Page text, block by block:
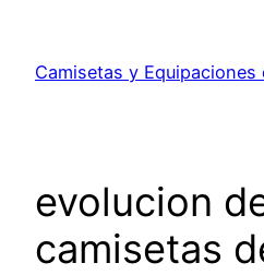
contenido
Camisetas y Equipaciones
evolucion
camisetas